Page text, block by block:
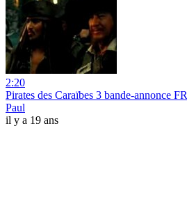
2:20
Pirates des Caraïbes 3 bande-annonce FR
Paul
il y a 19 ans